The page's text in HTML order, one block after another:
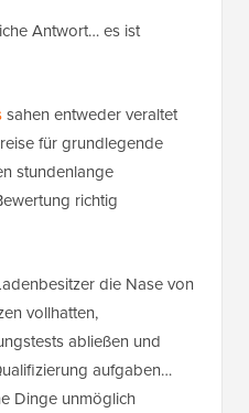
Antwort… es ist
sahen entweder veraltet
für grundlegende
stundenlange
richtig
die Nase von
vollhatten,
abließen und
aufgaben…
Dinge unmöglich